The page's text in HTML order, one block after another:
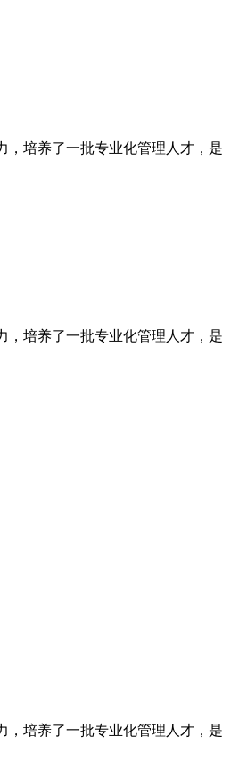
，培养了一批专业化管理人才，是
，培养了一批专业化管理人才，是
，培养了一批专业化管理人才，是